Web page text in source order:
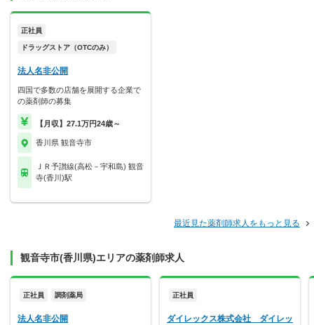
正社員
ドラッグストア（OTCのみ）
法人名非公開
四国で多数の店舗を展開する企業で
の薬剤師の募集
【月収】27.1万円24歳～
香川県 観音寺市
ＪＲ予讃線(高松－宇和島) 観音
寺(香川)駅
最近見た薬剤師求人をもっと見る
観音寺市(香川県)エリアの薬剤師求人
正社員 調剤薬局
法人名非公開
正社員
ダイレックス株式会社 ダイレッ